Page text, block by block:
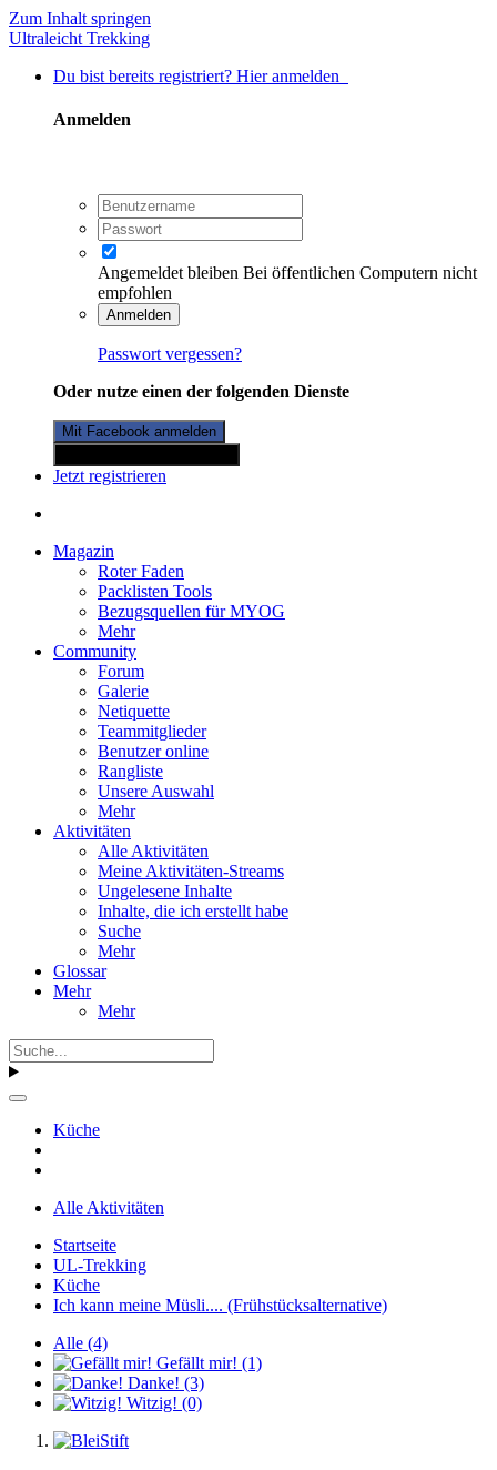
Zum Inhalt springen
Ultraleicht Trekking
Du bist bereits registriert? Hier anmelden
Anmelden
Angemeldet bleiben Bei öffentlichen Computern nicht
empfohlen
Anmelden
Passwort vergessen?
Oder nutze einen der folgenden Dienste
Mit Facebook anmelden
Jetzt registrieren
Magazin
Roter Faden
Packlisten Tools
Bezugsquellen für MYOG
Mehr
Community
Forum
Galerie
Netiquette
Teammitglieder
Benutzer online
Rangliste
Unsere Auswahl
Mehr
Aktivitäten
Alle Aktivitäten
Meine Aktivitäten-Streams
Ungelesene Inhalte
Inhalte, die ich erstellt habe
Suche
Mehr
Glossar
Mehr
Mehr
Küche
Alle Aktivitäten
Startseite
UL-Trekking
Küche
Ich kann meine Müsli.... (Frühstücksalternative)
Alle (4)
Gefällt mir! (1)
Danke! (3)
Witzig! (0)